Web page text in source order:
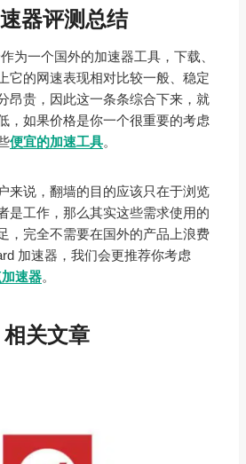
器评测总结
为一个国外的加速器工具，下载、
它的网速表现相对比较一般、稳定
昂贵，因此这一条条综合下来，就
，如果价格是你一个很重要的考虑
便宜的加速工具。
来说，翻墙的目的应该只在于浏览
是工作，那么其实这些需求使用的
，完全不需要在国外的产品上浪费
加速器，我们会更推荐你考虑
加速器。
相关文章